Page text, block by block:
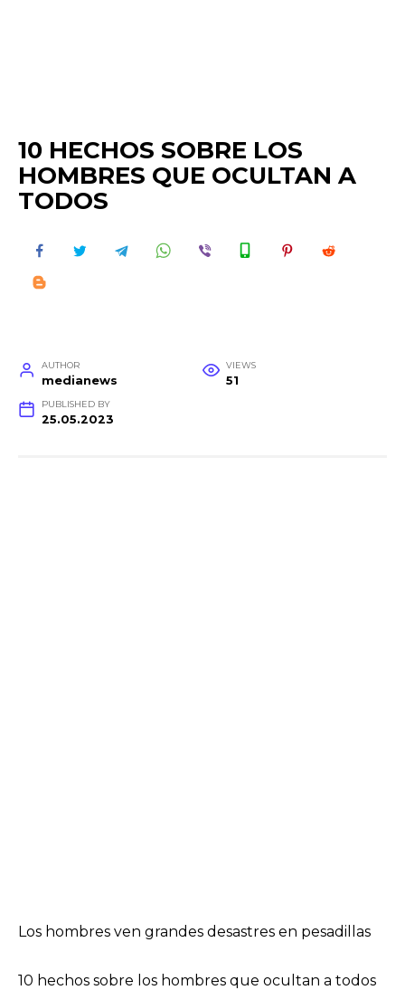
10 HECHOS SOBRE LOS
HOMBRES QUE OCULTAN A
TODOS
AUTHOR
medianews
VIEWS
51
PUBLISHED BY
25.05.2023
Los hombres ven grandes desastres en pesadillas
10 hechos sobre los hombres que ocultan a todos